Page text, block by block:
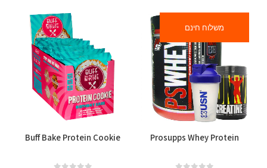
משלוח חינם
Prosupps Whey Protein
למוצר זה יש מספר סוגים. ניתן לבחור את האפשרויות בעמוד המוצר
Buff Bake Protein Cookie